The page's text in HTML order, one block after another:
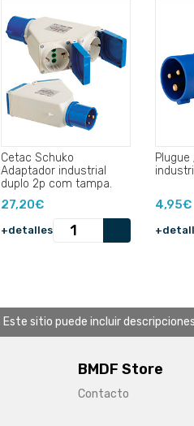
Cetac Schuko
Adaptador industrial
duplo 2p com tampa.
27,20€
+detalles
4,95€
Este sitio puede incluir
BMDF Store
Contacto